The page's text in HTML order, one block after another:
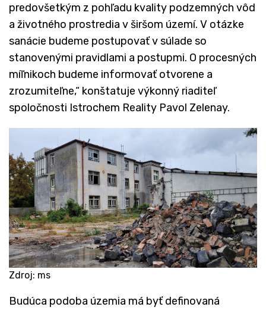
predovšetkým z pohľadu kvality podzemných vôd
a životného prostredia v širšom území. V otázke
sanácie budeme postupovať v súlade so
stanovenými pravidlami a postupmi. O procesných
míľnikoch budeme informovať otvorene a
zrozumiteľne,“ konštatuje výkonný riaditeľ
spoločnosti Istrochem Reality Pavol Zelenay.
Zdroj: ms
Budúca podoba územia má byť definovaná